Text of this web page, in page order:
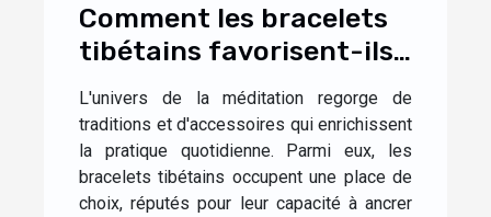
Comment les bracelets
tibétains favorisent-ils
la méditation ?
L'univers de la méditation regorge de
traditions et d'accessoires qui enrichissent
la pratique quotidienne. Parmi eux, les
bracelets tibétains occupent une place de
choix, réputés pour leur capacité à ancrer